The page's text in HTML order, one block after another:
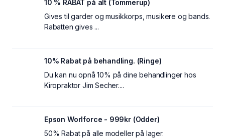
10 % RABAT på alt (Tommerup)
Gives til garder og musikkorps, musikere og bands.
Rabatten gives ...
10% Rabat på behandling. (Ringe)
Du kan nu opnå 10% på dine behandlinger hos
Kiropraktor Jim Secher....
Epson Worlforce - 999kr (Odder)
50% Rabat på alle modeller på lager.